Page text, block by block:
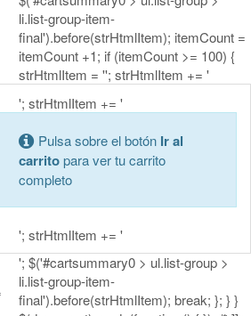
li.list-group-item-
final').before(strHtmlItem); itemCount =
itemCount +1; if (itemCount >= 100) {
strHtmlItem = ''; strHtmlItem += '
'; strHtmlItem += '
Pulsa sobre el botón Ir al
carritopara ver tu carrito
completo
'; strHtmlItem += '
'; $('#cartsummary0 > ul.list-group >
li.list-group-item-
final').before(strHtmlItem); break; }; } }